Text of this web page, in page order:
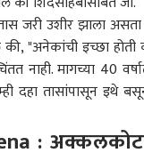
जरी उशीर झाला
की, "अनेकांची इच्छा
नाही. मागच्या 40
दहा तासांपासून इथे
: